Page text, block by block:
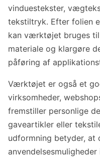
vinduestekster,
tekstiltryk. Efter folien
kan værktøjet bruges
materiale og klargøre
påføring af
Værktøjet er også et
virksomheder,
fremstiller personlige
gaveartikler eller
udformning betyder, at